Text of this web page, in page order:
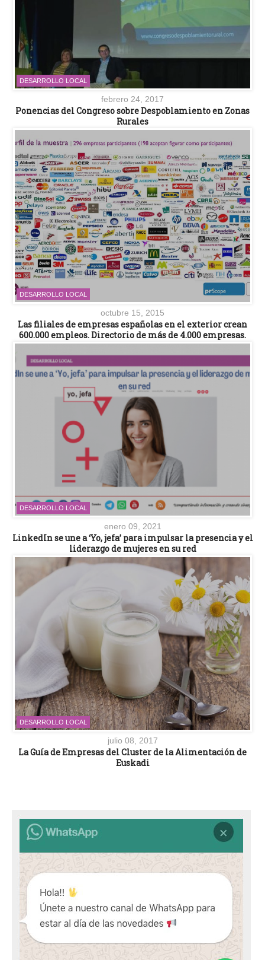
DESARROLLO LOCAL
febrero 24, 2017
Ponencias del Congreso sobre Despoblamiento en Zonas
Rurales
DESARROLLO LOCAL
octubre 15, 2015
Las filiales de empresas españolas en el exterior crean
600.000 empleos. Directorio de más de 4.000 empresas.
DESARROLLO LOCAL
enero 09, 2021
LinkedIn se une a ‘Yo, jefa’ para impulsar la presencia y el
liderazgo de mujeres en su red
DESARROLLO LOCAL
julio 08, 2017
La Guía de Empresas del Cluster de la Alimentación de
Euskadi